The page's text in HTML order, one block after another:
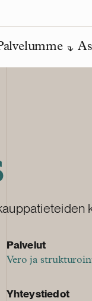
Palvelut
Vero ja
Yhteystiedot